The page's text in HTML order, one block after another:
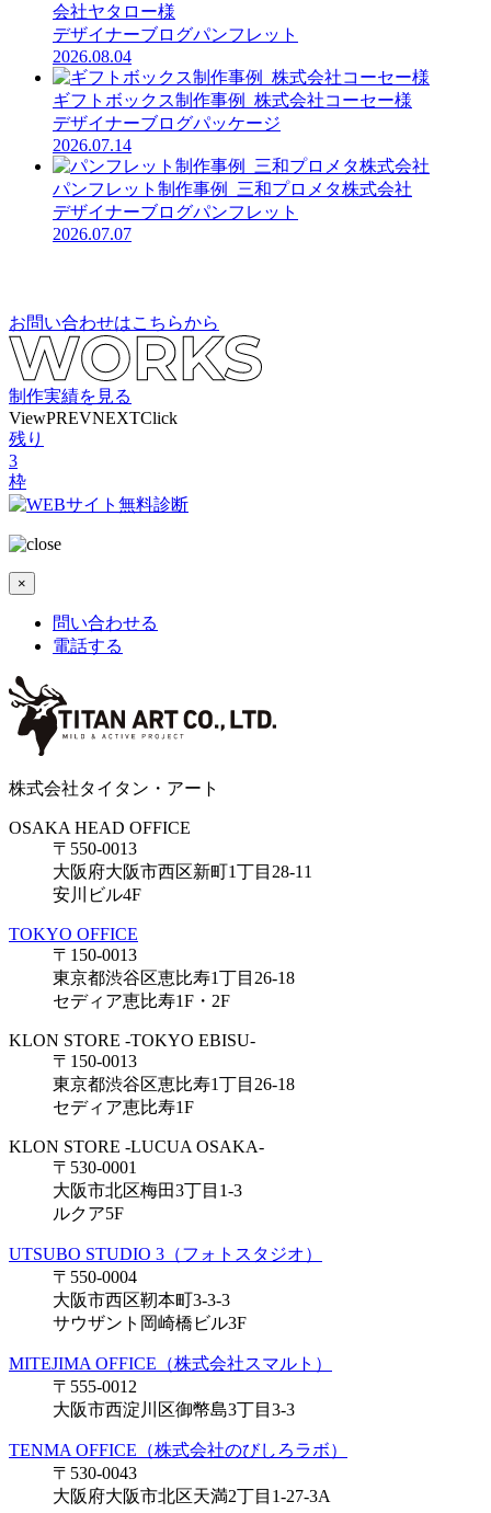
会社ヤタロー様
デザイナーブログパンフレット
2026.08.04
ギフトボックス制作事例_株式会社コーセー様
デザイナーブログパッケージ
2026.07.14
パンフレット制作事例_三和プロメタ株式会社
デザイナーブログパンフレット
2026.07.07
お問い合わせはこちらから
制作実績を見る
ViewPREVNEXTClick
残り
3
枠
×
問い合わせる
電話する
株式会社タイタン・アート
OSAKA HEAD OFFICE
〒550-0013
大阪府大阪市西区新町1丁目28-11
安川ビル4F
TOKYO OFFICE
〒150-0013
東京都渋谷区恵比寿1丁目26-18
セディア恵比寿1F・2F
KLON STORE -TOKYO EBISU-
〒150-0013
東京都渋谷区恵比寿1丁目26-18
セディア恵比寿1F
KLON STORE -LUCUA OSAKA-
〒530-0001
大阪市北区梅田3丁目1-3
ルクア5F
UTSUBO STUDIO 3（フォトスタジオ）
〒550-0004
大阪市西区靭本町3-3-3
サウザント岡崎橋ビル3F
MITEJIMA OFFICE（株式会社スマルト）
〒555-0012
大阪市西淀川区御幣島3丁目3-3
TENMA OFFICE（株式会社のびしろラボ）
〒530-0043
大阪府大阪市北区天満2丁目1-27-3A